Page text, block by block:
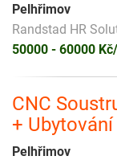
Pelhřimov
Randstad HR
50000 - 60000
CNC
+
Pelhřimov